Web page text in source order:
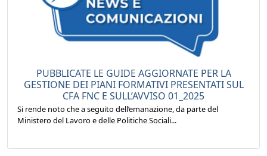
PUBBLICATE LE GUIDE AGGIORNATE PER LA
GESTIONE DEI PIANI FORMATIVI PRESENTATI SUL
CFA FNC E SULL’AVVISO 01_2025
Si rende noto che a seguito dell’emanazione, da parte del
Ministero del Lavoro e delle Politiche Sociali...